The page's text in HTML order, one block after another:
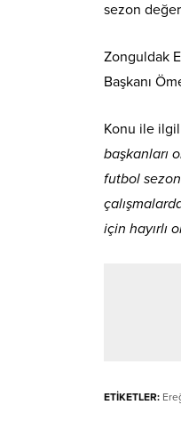
sezon
Zonguldak
Başkanı
Konu ile
başkanları
futbol
için hayırlı
ETİKETLER: